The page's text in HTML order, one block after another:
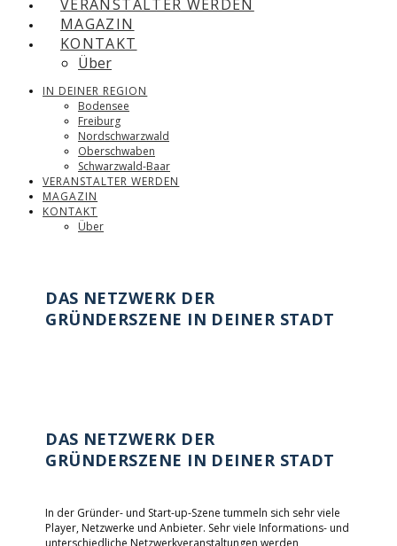
VERANSTALTER WERDEN
MAGAZIN
KONTAKT
Über
IN DEINER REGION
Bodensee
Freiburg
Nordschwarzwald
Oberschwaben
Schwarzwald-Baar
VERANSTALTER WERDEN
MAGAZIN
KONTAKT
Über
DAS NETZWERK DER
GRÜNDERSZENE IN DEINER STADT
DAS NETZWERK DER
GRÜNDERSZENE IN DEINER STADT
In der Gründer- und Start-up-Szene tummeln sich sehr viele
Player, Netzwerke und Anbieter. Sehr viele Informations- und
unterschiedliche Netzwerkveranstaltungen werden